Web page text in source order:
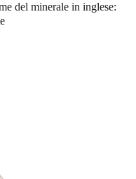
del minerale in inglese: